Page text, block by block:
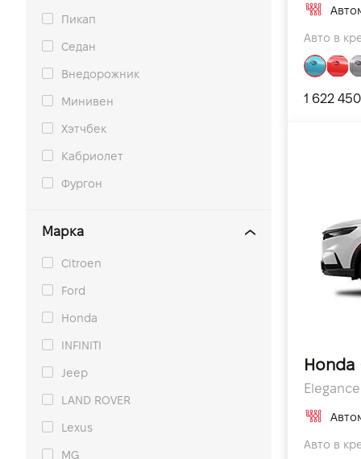
Пикап
Седан
Внедорожник
Минивен
Хэтчбек
Кабриолет
Фургон
Марка
Citroen
Ford
Honda
INFINITI
Jeep
LAND ROVER
Lexus
MG
Авто в
1 622
Honda
Elegance
Авто в